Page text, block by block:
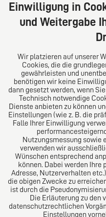
20354 Hamburg
Deutschland
Tel: +49 (0) 40 41352231
Über uns
Das Kanzlei-
Welt. Für den
Folgen Sie uns auf
Das europäische Kanzlei-
Einwilligung in
und Weitergabe
Wir platzieren auf unserer
Cookies, die die
gewährleisten und
benötigen wir keine
dann gesetzt werden, wenn
Technisch notwendige
Dienste anbieten zu können
Einstellungen (wie z. B. die
Falle Ihrer Einwilligung
Nutzungsmessung sowie
verwenden wir
Wünschen entsprechend
können. Dabei werden Ihre
Adresse, Nutzerverhalten
die obigen Zwecke zu
ist durch die
Die Erläuterung zu den
datenschutzrechtlichen
Einstellungen